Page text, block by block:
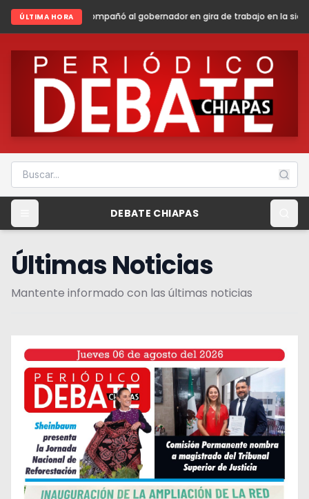
ÚLTIMA HORA
al gobernador en gira de trabajo en la sierra madre de Chiapas
DEBATE CHIAPAS
Últimas Noticias
Mantente informado con las últimas noticias